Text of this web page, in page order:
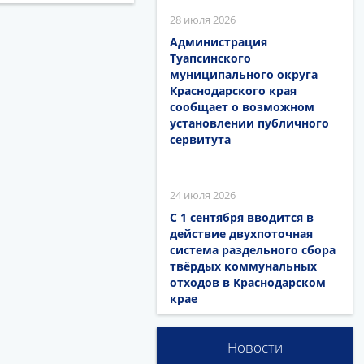
28 июля 2026
Администрация
Туапсинского
муниципального округа
Краснодарского края
сообщает о возможном
установлении публичного
сервитута
24 июля 2026
С 1 сентября вводится в
действие двухпоточная
система раздельного сбора
твёрдых коммунальных
отходов в Краснодарском
крае
Новости